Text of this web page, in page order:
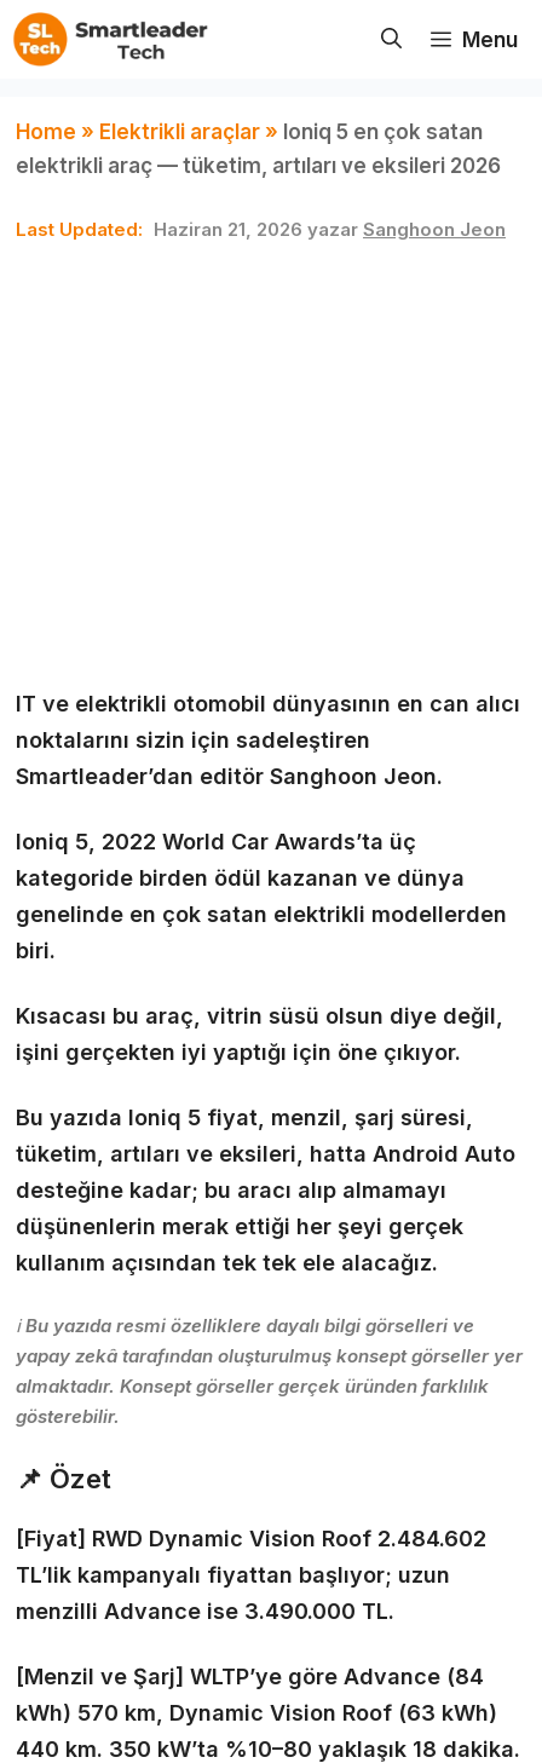
İçeriğe
atla
Menu
Home » Elektrikli araçlar » Ioniq 5 en çok satan
elektrikli araç — tüketim, artıları ve eksileri 2026
Haziran 21, 2026 yazar Sanghoon Jeon
IT ve elektrikli otomobil dünyasının en can alıcı
noktalarını sizin için sadeleştiren
Smartleader’dan editör Sanghoon Jeon.
Ioniq 5, 2022 World Car Awards’ta üç
kategoride birden ödül kazanan ve dünya
genelinde en çok satan elektrikli modellerden
biri.
Kısacası bu araç, vitrin süsü olsun diye değil,
işini gerçekten iyi yaptığı için öne çıkıyor.
Bu yazıda Ioniq 5 fiyat, menzil, şarj süresi,
tüketim, artıları ve eksileri, hatta Android Auto
desteğine kadar; bu aracı alıp almamayı
düşünenlerin merak ettiği her şeyi gerçek
kullanım açısından tek tek ele alacağız.
ℹ️ Bu yazıda resmi özelliklere dayalı bilgi görselleri ve
yapay zekâ tarafından oluşturulmuş konsept görseller yer
almaktadır. Konsept görseller gerçek üründen farklılık
gösterebilir.
📌 Özet
[Fiyat] RWD Dynamic Vision Roof 2.484.602
TL’lik kampanyalı fiyattan başlıyor; uzun
menzilli Advance ise 3.490.000 TL.
[Menzil ve Şarj] WLTP’ye göre Advance (84
kWh) 570 km, Dynamic Vision Roof (63 kWh)
440 km. 350 kW’ta %10–80 yaklaşık 18 dakika.